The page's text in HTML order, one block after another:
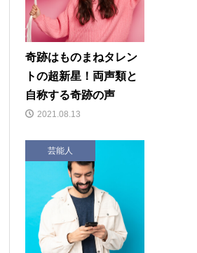
奇跡はものまねタレン
トの超新星！両声類と
自称する奇跡の声
2021.08.13
芸能人